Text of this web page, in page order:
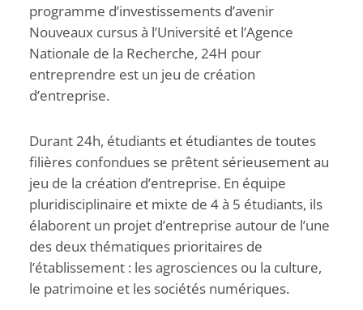
programme d’investissements d’avenir
Nouveaux cursus à l’Université et l’Agence
Nationale de la Recherche, 24H pour
entreprendre est un jeu de création
d’entreprise.
Durant 24h, étudiants et étudiantes de toutes
filières confondues se prêtent sérieusement au
jeu de la création d’entreprise. En équipe
pluridisciplinaire et mixte de 4 à 5 étudiants, ils
élaborent un projet d’entreprise autour de l’une
des deux thématiques prioritaires de
l’établissement : les agrosciences ou la culture,
le patrimoine et les sociétés numériques.